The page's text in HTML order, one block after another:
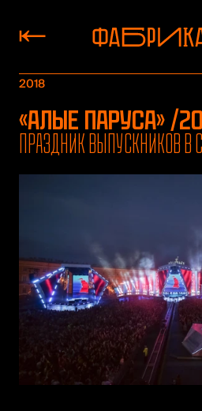
«Алые паруса» /
Праздник выпускников в
2018